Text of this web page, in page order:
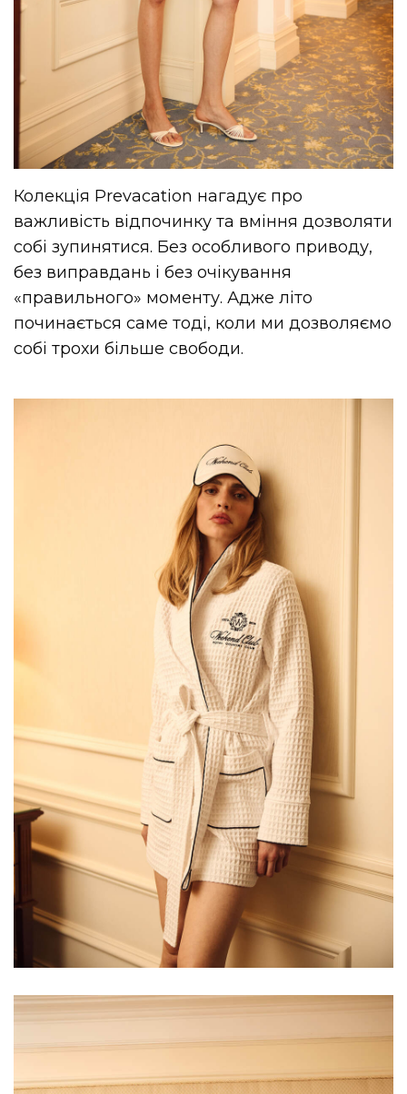
Колекція Prevacation нагадує про
важливість відпочинку та вміння дозволяти
собі зупинятися. Без особливого приводу,
без виправдань і без очікування
«правильного» моменту. Адже літо
починається саме тоді, коли ми дозволяємо
собі трохи більше свободи.